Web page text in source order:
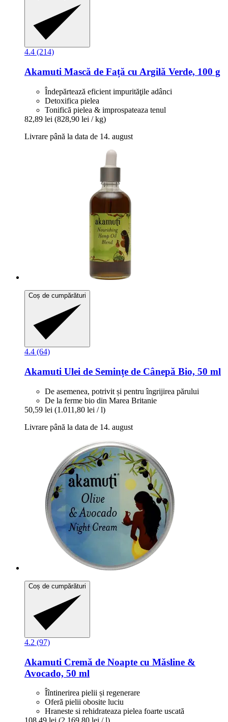
4.4 (214)
Akamuti Mască de Față cu Argilă Verde, 100 g
Îndepărtează eficient impurităţile adânci
Detoxifica pielea
Tonifică pielea & improspateaza tenul
82,89 lei (828,90 lei / kg)
Livrare până la data de 14. august
Coș de cumpărături
4.4 (64)
Akamuti Ulei de Semințe de Cânepă Bio, 50 ml
De asemenea, potrivit și pentru îngrijirea părului
De la ferme bio din Marea Britanie
50,59 lei (1.011,80 lei / l)
Livrare până la data de 14. august
Coș de cumpărături
4.2 (97)
Akamuti Cremă de Noapte cu Măsline &
Avocado, 50 ml
Îîntinerirea pielii și regenerare
Oferă pielii obosite luciu
Hraneste si rehidrateaza pielea foarte uscată